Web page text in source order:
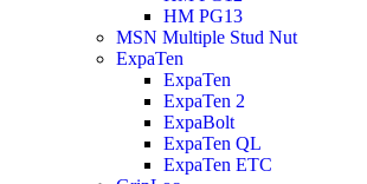
HM PG13
MSN Multiple Stud Nut
ExpaTen
ExpaTen
ExpaTen 2
ExpaBolt
ExpaTen QL
ExpaTen ETC